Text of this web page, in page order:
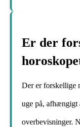
Er der
Der er forskellige
uge på, afhængigt
overbevisninger.